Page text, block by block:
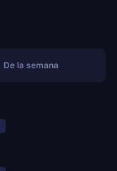
De la semana